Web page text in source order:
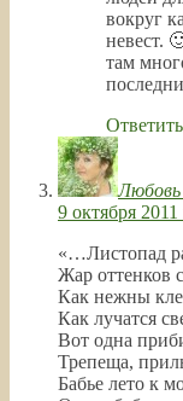
вокруг
невест.
там
Ответить
Любовь
9 октября
«…Листопад
Жар оттенков
Как нежны
Как лучатся
Вот одна
Трепеща,
Бабье лето к